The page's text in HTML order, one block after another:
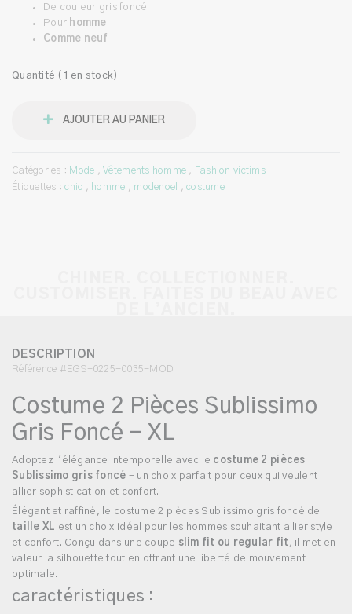
De couleur gris foncé
Pour homme
Comme neuf
Quantité (1 en stock)
AJOUTER AU PANIER
Catégories : Mode ,Vêtements homme , Fashion victims
Étiquettes :chic , homme , modenoel ,costume
DESCRIPTION
Référence #EGS-0225-0035-MOD
Costume 2 Pièces Sublissimo
Gris Foncé - XL
Adoptez l'élégance intemporelle avec le costume 2 pièces
Sublissimo gris foncé – un choix parfait pour ceux qui veulent
allier sophistication et confort.
Élégant et raffiné, le costume 2 pièces Sublissimo gris foncé de
taille XL est un choix idéal pour les hommes souhaitant allier style
et confort. Conçu dans une coupe slim fit ou regular fit , il met en
valeur la silhouette tout en offrant une liberté de mouvement
optimale.
caractéristiques :